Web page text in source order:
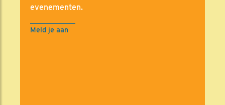
evenementen.
Meld je aan